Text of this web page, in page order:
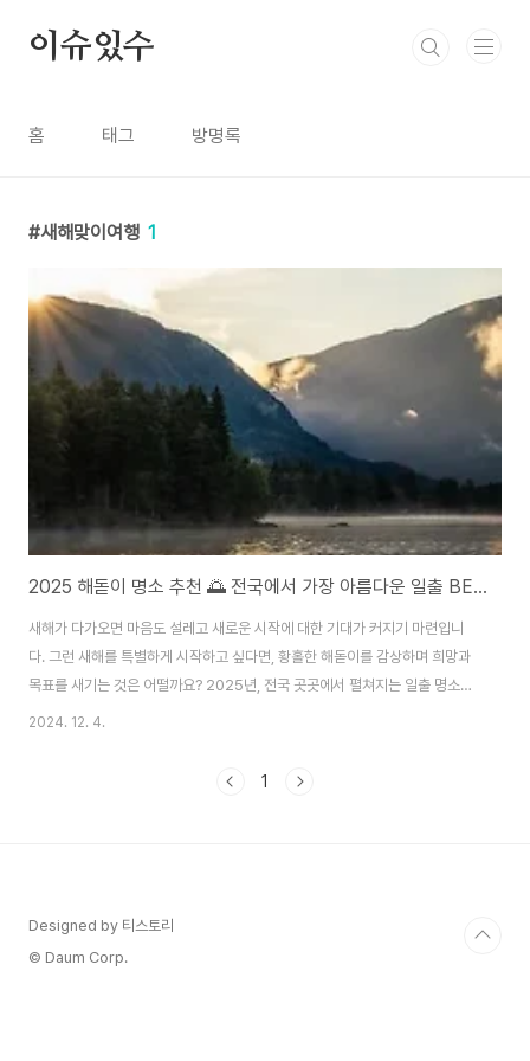
이슈있수
홈 태그 방명록
새해맞이여행 1
2025 해돋이 명소 추천 🌅 전국에서 가장 아름다운 일출 BEST 10
새해가 다가오면 마음도 설레고 새로운 시작에 대한 기대가 커지기 마련입니
다. 그런 새해를 특별하게 시작하고 싶다면, 황홀한 해돋이를 감상하며 희망과
목표를 새기는 것은 어떨까요? 2025년, 전국 곳곳에서 펼쳐지는 일출 명소들
은 그 자체로 하나의 작품이며, 많은 사람들에게 감동과 영감을 선사합니다. 이
특징, 접근 방법, 일출 꿀팁까지 모두 담았으니, 새해 첫날의 완벽한 계획을 세
2024. 12. 4.
1
Designed by 티스토리
© Daum Corp.